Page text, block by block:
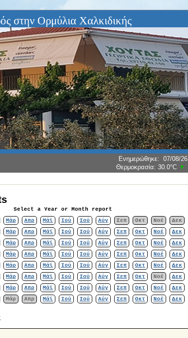
στην Ορμύλια Χαλκιδικής
Ενημερώθηκε: 07/08/26
Θερμοκρασία: 30.0°C
Select a Year or Month report
Μάρ Απρ Μάϊ Ιού Ιού Αύγ Σεπ Οκτ Νοέ
Δεκ
Μάρ Απρ Μάϊ Ιού Ιού Αύγ Σεπ Οκτ Νοέ
Δεκ
Μάρ Απρ Μάϊ Ιού Ιού Αύγ Σεπ Οκτ Νοέ
Δεκ
Μάρ Απρ Μάϊ Ιού Ιού Αύγ Σεπ Οκτ Νοέ
Δεκ
Μάρ Απρ Μάϊ Ιού Ιού Αύγ Σεπ Οκτ Νοέ
Δεκ
Μάρ Απρ Μάϊ Ιού Ιού Αύγ Σεπ Οκτ Νοέ
Δεκ
Μάρ Απρ Μάϊ Ιού Ιού Αύγ Σεπ Οκτ Νοέ
Δεκ
Μάρ Απρ Μάϊ Ιού Ιού Αύγ Σεπ Οκτ Νοέ Δεκ